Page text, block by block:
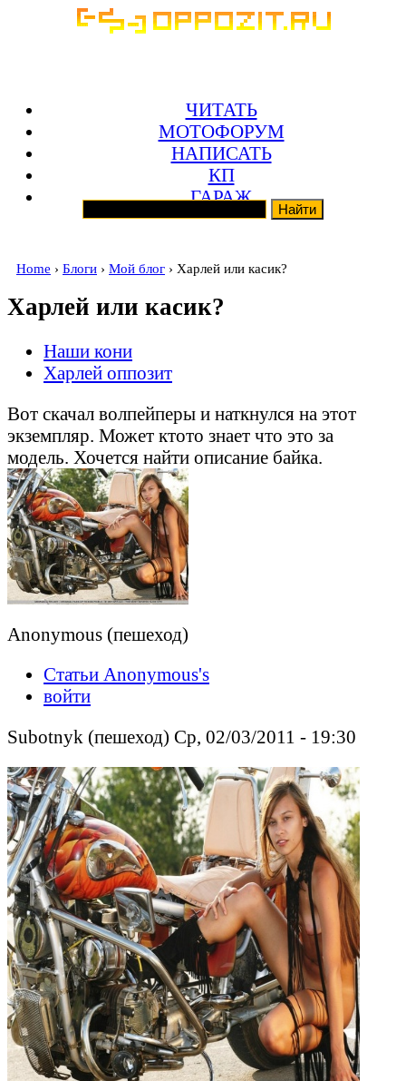
ЧИТАТЬ
МОТОФОРУМ
НАПИСАТЬ
КП
ГАРАЖ
Home › Блоги › Мой блог › Харлей или касик?
Харлей или касик?
Наши кони
Харлей оппозит
Вот скачал волпейперы и наткнулся на этот
экземпляр. Может ктото знает что это за
модель. Хочется найти описание байка.
Anonymous (пешеход)
Статьи Anonymous's
войти
Subotnyk (пешеход) Ср, 02/03/2011 - 19:30